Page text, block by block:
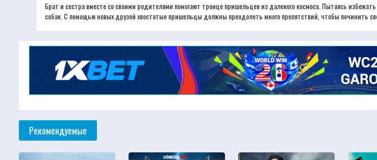
Брат и сестра вместе со своими родителями помогают троице пришельцев из далекого космоса. Пытаясь
собак. С помощью новых друзей хвостатые пришельцы должны преодолеть много препятствий, чтобы починить
Рекомендуемые